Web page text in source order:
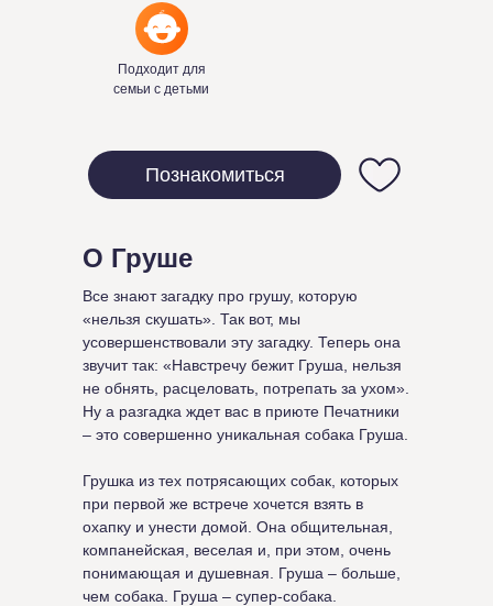
Все знают загадку про грушу, которую
«нельзя скушать». Так вот, мы
усовершенствовали эту загадку. Теперь она
звучит так: «Навстречу бежит Груша, нельзя
не обнять, расцеловать, потрепать за ухом».
Ну а разгадка ждет вас в приюте Печатники
– это совершенно уникальная собака Груша.
Грушка из тех потрясающих собак, которых
при первой же встрече хочется взять в
охапку и унести домой. Она общительная,
компанейская, веселая и, при этом, очень
понимающая и душевная. Груша – больше,
чем собака. Груша – супер-собака.
Подходит для
семьи с детьми
О Груше
Познакомиться